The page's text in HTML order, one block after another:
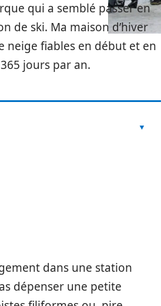
qui a semblé passer en
de ski. Ma maison d’hiver
neige fiables en début et en
jours par an.
dans une station
dépenser une petite